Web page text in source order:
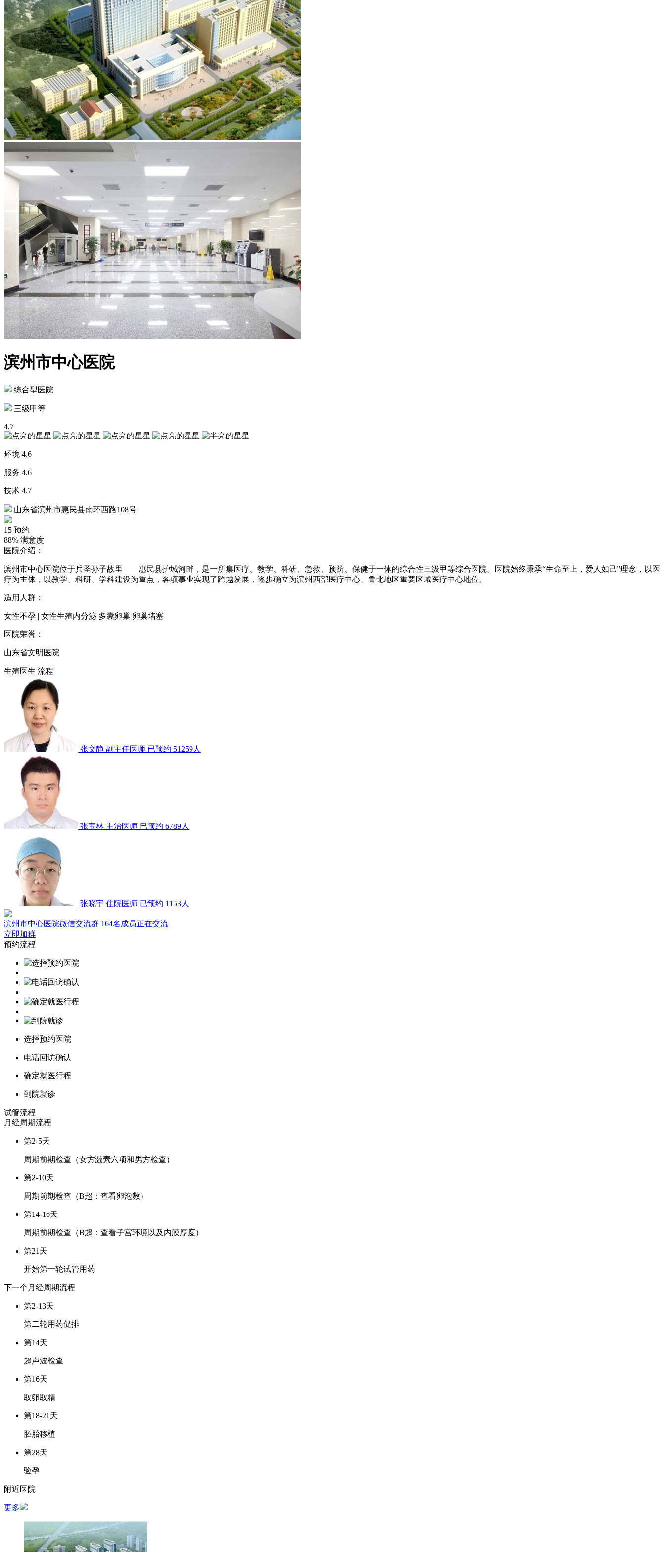
滨州市中心医院
综合型医院
三级甲等
4.7
环境 4.6
服务 4.6
技术 4.7
山东省滨州市惠民县南环西路108号
15 预约
88% 满意度
医院介绍：
滨州市中心医院位于兵圣孙子故里——惠民县护城河畔，是一所集医疗、教学、科研、急救、预防、保健于一体的综合性三级甲等综合医院。医院始终秉承“生命至上，爱人如己”理念，以医
疗为主体，以教学、科研、学科建设为重点，各项事业实现了跨越发展，逐步确立为滨州西部医疗中心、鲁北地区重要区域医疗中心地位。
适用人群：
女性不孕 | 女性生殖内分泌 多囊卵巢 卵巢堵塞
医院荣誉：
山东省文明医院
生殖医生 流程
张文静 副主任医师 已预约 51259人
张宝林 主治医师 已预约 6789人
张晓宇 住院医师 已预约 1153人
滨州市中心医院微信交流群 164名成员正在交流
立即加群
预约流程
选择预约医院
电话回访确认
确定就医行程
到院就诊
试管流程
月经周期流程
第2-5天
周期前期检查（女方激素六项和男方检查）
第2-10天
周期前期检查（B超：查看卵泡数）
第14-16天
周期前期检查（B超：查看子宫环境以及内膜厚度）
第21天
开始第一轮试管用药
下一个月经周期流程
第2-13天
第二轮用药促排
第14天
超声波检查
第16天
取卵取精
第18-21天
胚胎移植
第28天
验孕
附近医院
更多